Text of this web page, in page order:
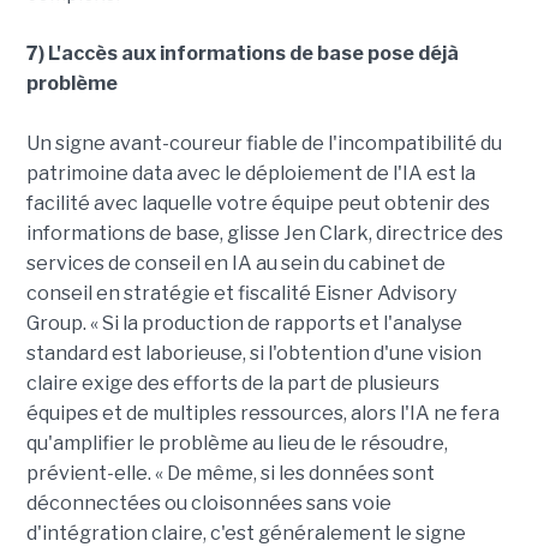
7) L'accès aux informations de base pose déjà
problème
Un signe avant-coureur fiable de l'incompatibilité du
patrimoine data avec le déploiement de l'IA est la
facilité avec laquelle votre équipe peut obtenir des
informations de base, glisse Jen Clark, directrice des
services de conseil en IA au sein du cabinet de
conseil en stratégie et fiscalité Eisner Advisory
Group. « Si la production de rapports et l'analyse
standard est laborieuse, si l'obtention d'une vision
claire exige des efforts de la part de plusieurs
équipes et de multiples ressources, alors l'IA ne fera
qu'amplifier le problème au lieu de le résoudre,
prévient-elle. « De même, si les données sont
déconnectées ou cloisonnées sans voie
d'intégration claire, c'est généralement le signe